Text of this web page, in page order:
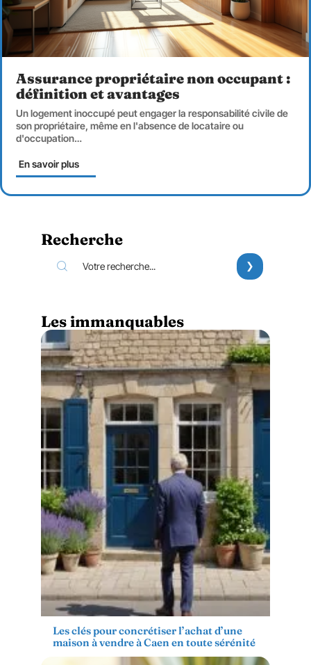
Assurance propriétaire non occupant :
définition et avantages
Un logement inoccupé peut engager la responsabilité civile de
son propriétaire, même en l'absence de locataire ou
d'occupation…
En savoir plus
Recherche
Les immanquables
Les clés pour concrétiser l’achat d’une
maison à vendre à Caen en toute sérénité